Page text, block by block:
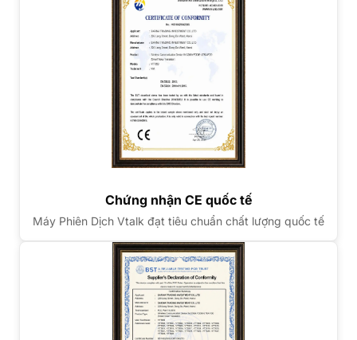
Chứng nhận CE quốc tế
Máy Phiên Dịch Vtalk đạt tiêu chuẩn chất lượng quốc tế